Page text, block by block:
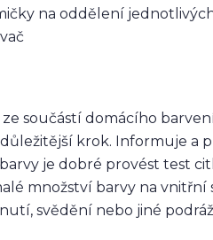
na oddělení
součástí domácího
krok. Informuje a
je dobré provést test
množství barvy na
svědění nebo jiné